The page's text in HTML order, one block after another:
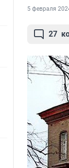
5 февраля
27